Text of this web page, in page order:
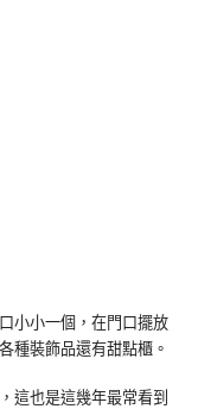
小小一個，在門口擺放
種裝飾品還有甜點櫃。
這也是這幾年最常看到